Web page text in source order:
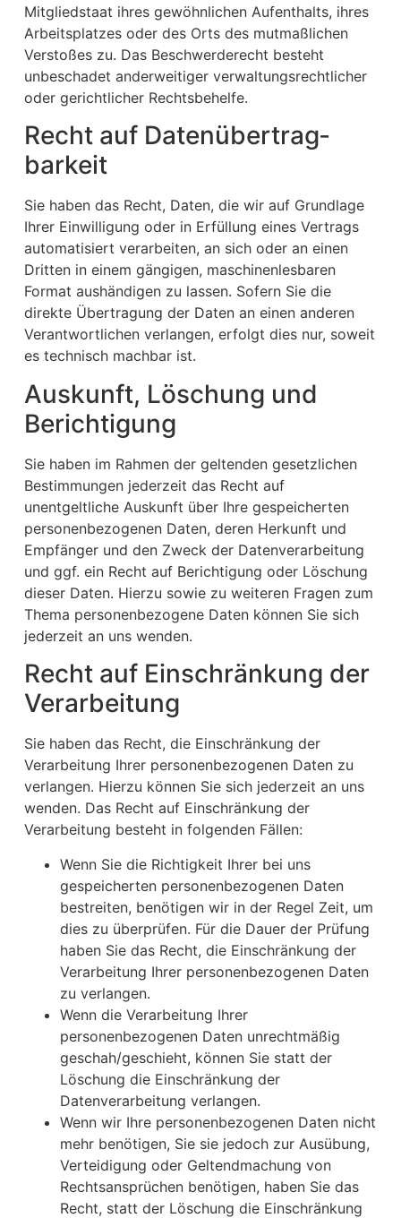
Mitgliedstaat ihres gewöhnlichen Aufenthalts, ihres
Arbeitsplatzes oder des Orts des mutmaßlichen
Verstoßes zu. Das Beschwerderecht besteht
unbeschadet anderweitiger verwaltungsrechtlicher
oder gerichtlicher Rechtsbehelfe.
Recht auf Daten­übertrag­
barkeit
Sie haben das Recht, Daten, die wir auf Grundlage
Ihrer Einwilligung oder in Erfüllung eines Vertrags
automatisiert verarbeiten, an sich oder an einen
Dritten in einem gängigen, maschinenlesbaren
Format aushändigen zu lassen. Sofern Sie die
direkte Übertragung der Daten an einen anderen
Verantwortlichen verlangen, erfolgt dies nur, soweit
es technisch machbar ist.
Auskunft, Löschung und
Berichtigung
Sie haben im Rahmen der geltenden gesetzlichen
Bestimmungen jederzeit das Recht auf
unentgeltliche Auskunft über Ihre gespeicherten
personenbezogenen Daten, deren Herkunft und
Empfänger und den Zweck der Datenverarbeitung
und ggf. ein Recht auf Berichtigung oder Löschung
dieser Daten. Hierzu sowie zu weiteren Fragen zum
Thema personenbezogene Daten können Sie sich
jederzeit an uns wenden.
Recht auf Einschränkung der
Verarbeitung
Sie haben das Recht, die Einschränkung der
Verarbeitung Ihrer personenbezogenen Daten zu
verlangen. Hierzu können Sie sich jederzeit an uns
wenden. Das Recht auf Einschränkung der
Verarbeitung besteht in folgenden Fällen:
Wenn Sie die Richtigkeit Ihrer bei uns
gespeicherten personenbezogenen Daten
bestreiten, benötigen wir in der Regel Zeit, um
dies zu überprüfen. Für die Dauer der Prüfung
haben Sie das Recht, die Einschränkung der
Verarbeitung Ihrer personenbezogenen Daten
zu verlangen.
Wenn die Verarbeitung Ihrer
personenbezogenen Daten unrechtmäßig
geschah/geschieht, können Sie statt der
Löschung die Einschränkung der
Datenverarbeitung verlangen.
Wenn wir Ihre personenbezogenen Daten nicht
mehr benötigen, Sie sie jedoch zur Ausübung,
Verteidigung oder Geltendmachung von
Rechtsansprüchen benötigen, haben Sie das
Recht, statt der Löschung die Einschränkung